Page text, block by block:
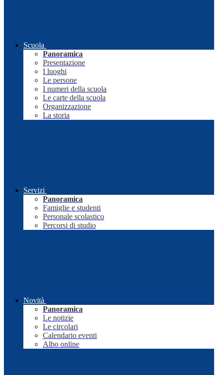
Scuola
Panoramica
Presentazione
I luoghi
Le persone
I numeri della scuola
Le carte della scuola
Organizzazione
La storia
Servizi
Panoramica
Famiglie e studenti
Personale scolastico
Percorsi di studio
Novità
Panoramica
Le notizie
Le circolari
Calendario eventi
Albo online